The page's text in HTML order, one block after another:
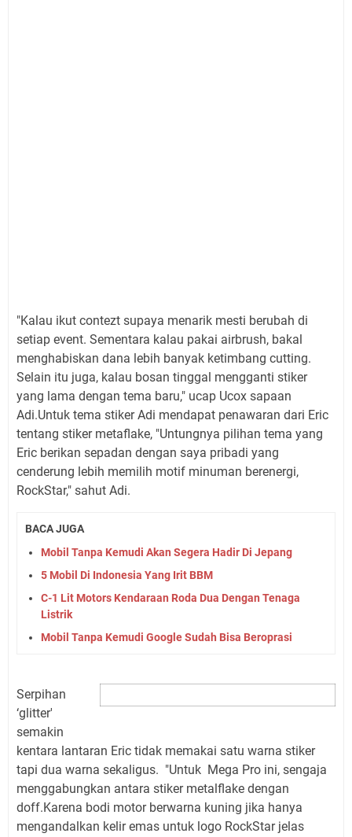
"Kalau ikut contezt supaya menarik mesti berubah di
setiap event. Sementara kalau pakai airbrush, bakal
menghabiskan dana lebih banyak ketimbang cutting.
Selain itu juga, kalau bosan tinggal mengganti stiker
yang lama dengan tema baru," ucap Ucox sapaan
Adi.Untuk tema stiker Adi mendapat penawaran dari Eric
tentang stiker metaflake, "Untungnya pilihan tema yang
Eric berikan sepadan dengan saya pribadi yang
cenderung lebih memilih motif minuman berenergi,
RockStar," sahut Adi.
BACA JUGA
Mobil Tanpa Kemudi Akan Segera Hadir Di Jepang
5 Mobil Di Indonesia Yang Irit BBM
C-1 Lit Motors Kendaraan Roda Dua Dengan Tenaga
Listrik
Mobil Tanpa Kemudi Google Sudah Bisa Beroprasi
Serpihan
‘glitter'
semakin
kentara lantaran Eric tidak memakai satu warna stiker
tapi dua warna sekaligus. "Untuk Mega Pro ini, sengaja
menggabungkan antara stiker metalflake dengan
doff.Karena bodi motor berwarna kuning jika hanya
mengandalkan kelir emas untuk logo RockStar jelas